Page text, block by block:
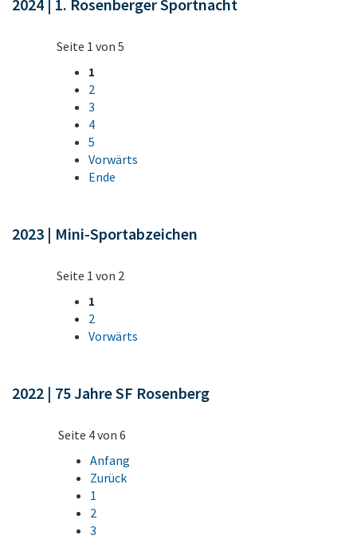
2024 | 1. Rosenberger Sportnacht
Seite 1 von 5
1
2
3
4
5
Vorwärts
Ende
2023 | Mini-Sportabzeichen
Seite 1 von 2
1
2
Vorwärts
2022 | 75 Jahre SF Rosenberg
Seite 4 von 6
Anfang
Zurück
1
2
3